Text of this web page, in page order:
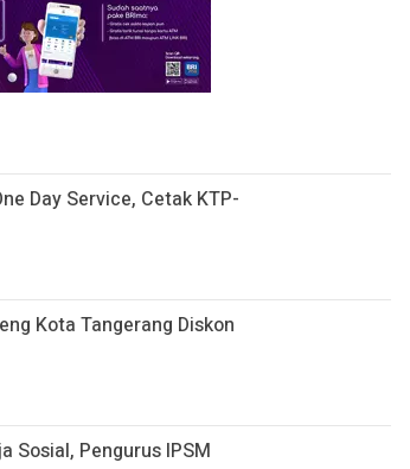
Day Service, Cetak KTP-
Kota Tangerang Diskon
Sosial, Pengurus IPSM